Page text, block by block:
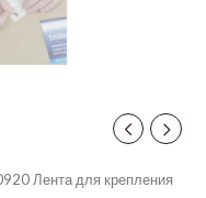
Лента для крепления